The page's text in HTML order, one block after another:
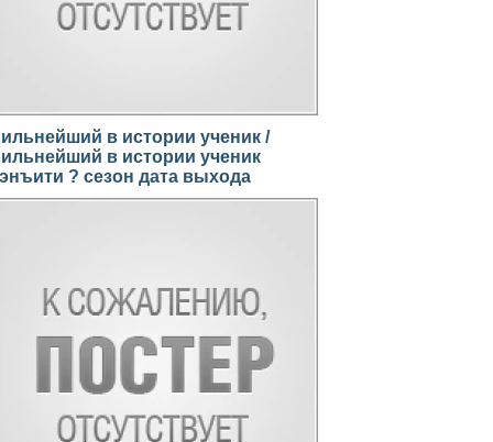
в истории ученик /
в истории ученик
? сезон дата выхода